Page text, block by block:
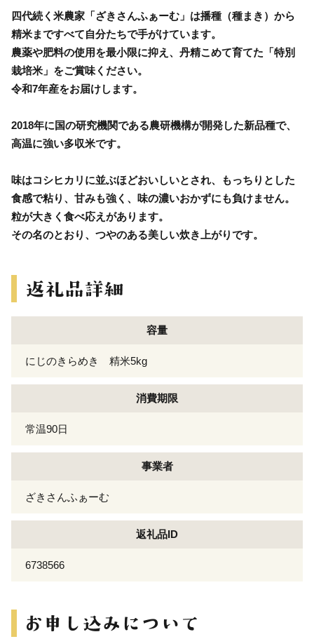
四代続く米農家「ざきさんふぁーむ」は播種（種まき）から
精米まですべて自分たちで手がけています。
農薬や肥料の使用を最小限に抑え、丹精こめて育てた「特別
栽培米」をご賞味ください。
令和7年産をお届けします。
2018年に国の研究機関である農研機構が開発した新品種で、
高温に強い多収米です。
味はコシヒカリに並ぶほどおいしいとされ、もっちりとした
食感で粘り、甘みも強く、味の濃いおかずにも負けません。
粒が大きく食べ応えがあります。
その名のとおり、つやのある美しい炊き上がりです。
容量
にじのきらめき 精米5kg
消費期限
常温90日
事業者
ざきさんふぁーむ
返礼品ID
6738566